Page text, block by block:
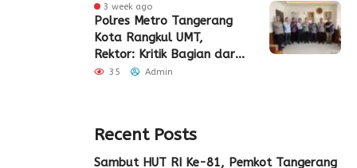
3 week ago
Polres Metro Tangerang
Kota Rangkul UMT,
Rektor: Kritik Bagian dari
Demokrasi
35 Admin
Recent Posts
Sambut HUT RI Ke-81, Pemkot Tangerang